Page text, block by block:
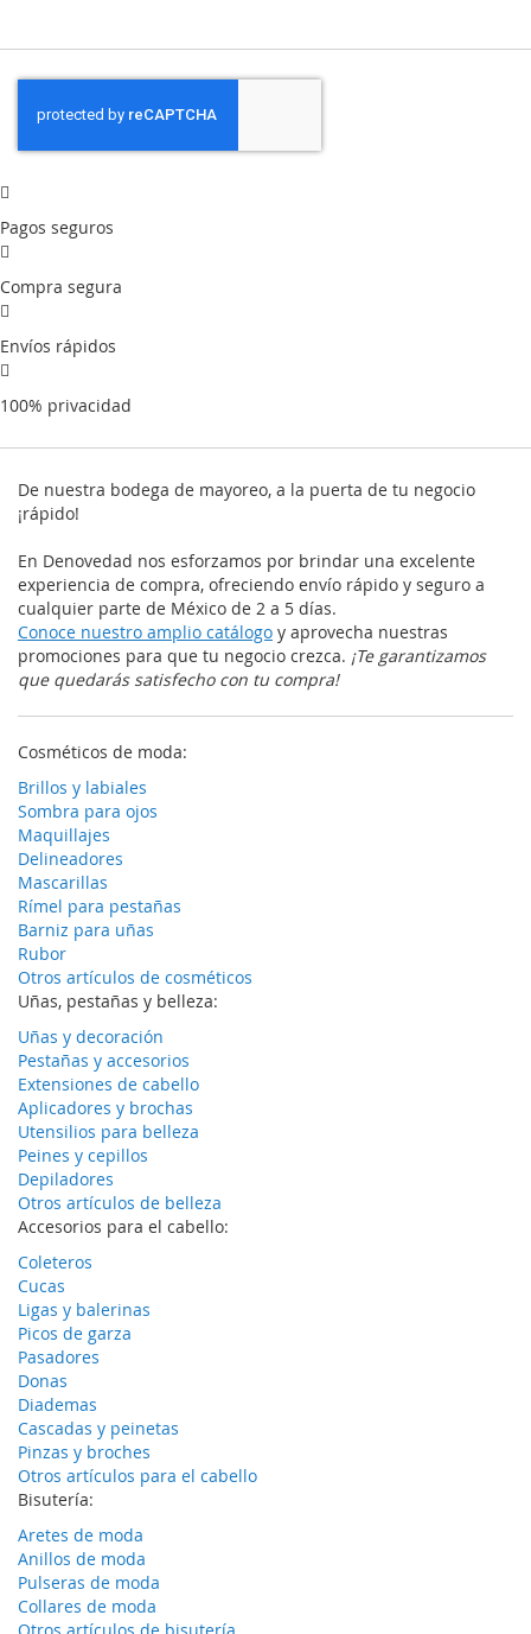
Pagos seguros
Compra segura
Envíos rápidos
100% privacidad
De nuestra bodega de mayoreo, a la puerta de tu negocio
¡rápido!
En Denovedad nos esforzamos por brindar una excelente
experiencia de compra, ofreciendo envío rápido y seguro a
cualquier parte de México de 2 a 5 días.
Conoce nuestro amplio catálogo y aprovecha nuestras
promociones para que tu negocio crezca. ¡Te garantizamos
que quedarás satisfecho con tu compra!
Cosméticos de moda:
Brillos y labiales
Sombra para ojos
Maquillajes
Delineadores
Mascarillas
Rímel para pestañas
Barniz para uñas
Rubor
Otros artículos de cosméticos
Uñas, pestañas y belleza:
Uñas y decoración
Pestañas y accesorios
Extensiones de cabello
Aplicadores y brochas
Utensilios para belleza
Peines y cepillos
Depiladores
Otros artículos de belleza
Accesorios para el cabello:
Coleteros
Cucas
Ligas y balerinas
Picos de garza
Pasadores
Donas
Diademas
Cascadas y peinetas
Pinzas y broches
Otros artículos para el cabello
Bisutería:
Aretes de moda
Anillos de moda
Pulseras de moda
Collares de moda